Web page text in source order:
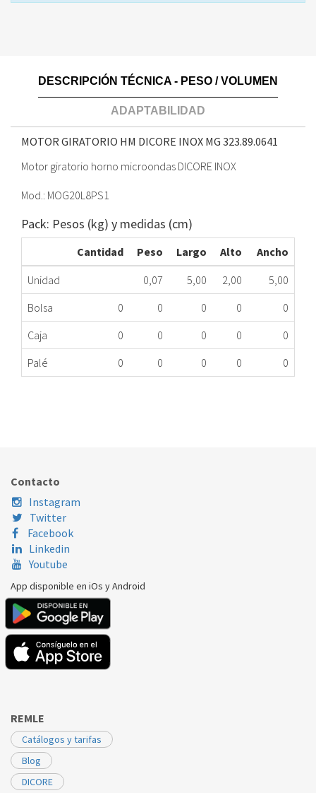
DESCRIPCIÓN TÉCNICA - PESO / VOLUMEN
ADAPTABILIDAD
MOTOR GIRATORIO HM DICORE INOX MG 323.89.0641
Motor giratorio horno microondas DICORE INOX
Mod.: MOG20L8PS1
Pack: Pesos (kg) y medidas (cm)
Cantidad Peso Largo Alto
Ancho
Unidad
0,07 5,00 2,00
5,00
Bolsa
0 0 0 0
0
Caja
0 0 0 0
0
Palé
0 0 0 0 0
Contacto
Instagram
Twitter
Facebook
Linkedin
Youtube
App disponible en iOs y Android
REMLE
Catálogos y tarifas
Blog
DICORE